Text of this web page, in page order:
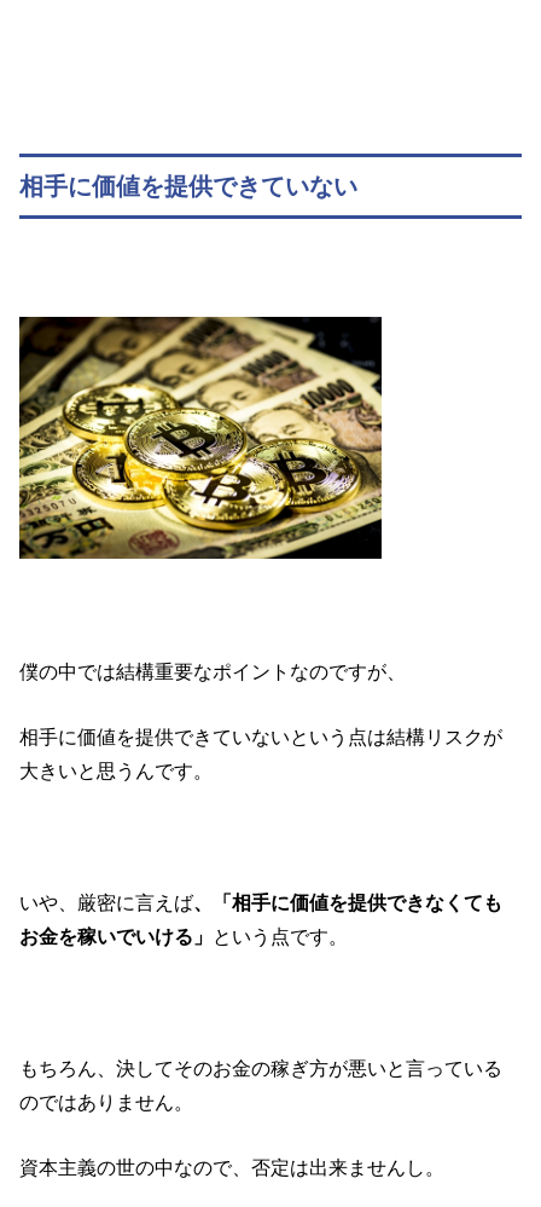
相手に価値を提供できていない
僕の中では結構重要なポイントなのですが、
相手に価値を提供できていないという点は結構リスクが
大きいと思うんです。
いや、厳密に言えば、「相手に価値を提供できなくても
お金を稼いでいける」 という点です。
もちろん、決してそのお金の稼ぎ方が悪いと言っている
のではありません。
資本主義の世の中なので、否定は出来ませんし。